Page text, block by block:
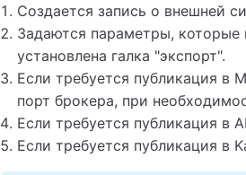
Создается запись о внешней
Задаются параметры,
установлена галка "экспорт".
Если требуется публикация в
порт брокера, при
Если требуется публикация в
Если требуется публикация в